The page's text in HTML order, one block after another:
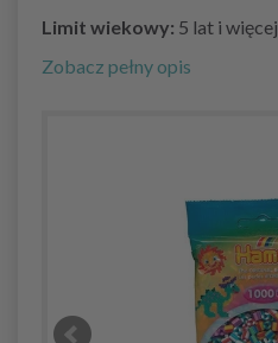
Limit wiekowy: 5 lat i więcej
Zobacz pełny opis